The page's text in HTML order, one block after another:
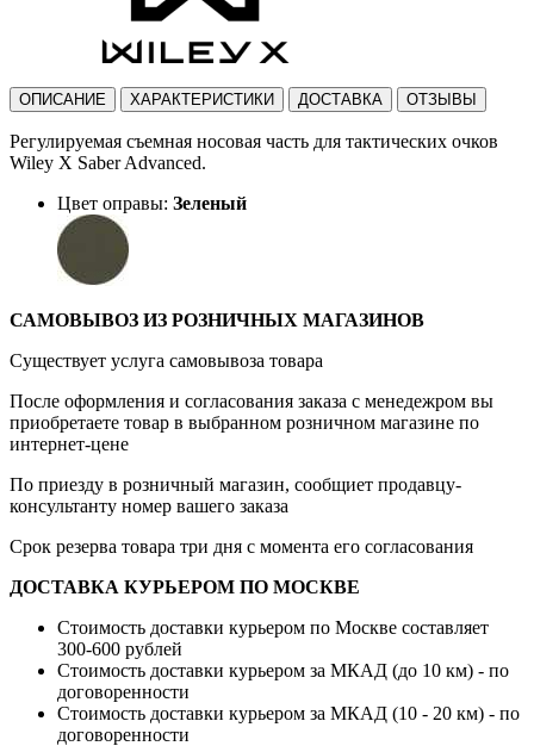
ОПИСАНИЕ ХАРАКТЕРИСТИКИ ДОСТАВКА ОТЗЫВЫ
Регулируемая съемная носовая часть для тактических очков
Wiley X Saber Advanced.
Цвет оправы: Зеленый
САМОВЫВОЗ ИЗ РОЗНИЧНЫХ МАГАЗИНОВ
Существует услуга самовывоза товара
После оформления и согласования заказа с менедежром вы
приобретаете товар в выбранном розничном магазине по
интернет-цене
По приезду в розничный магазин, сообщиет продавцу-
консультанту номер вашего заказа
Срок резерва товара три дня с момента его согласования
ДОСТАВКА КУРЬЕРОМ ПО МОСКВЕ
Стоимость доставки курьером по Москве составляет
300-600 рублей
Стоимость доставки курьером за МКАД (до 10 км) - по
договоренности
Стоимость доставки курьером за МКАД (10 - 20 км) - по
договоренности